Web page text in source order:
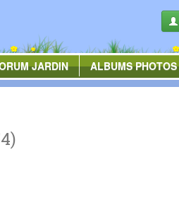
JARDIN ALBUMSPHOTOS